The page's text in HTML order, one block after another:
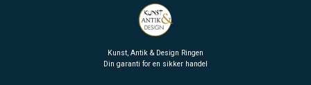
Kunst, Antik & Design Ringen
Din garanti for en sikker handel